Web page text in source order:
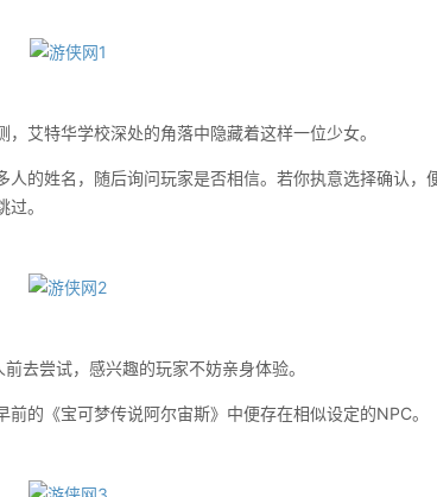
特华学校深处的角落中隐藏着这样一位少女。
的姓名，随后询问玩家是否相信。若你执意选择确认，
。
尝试，感兴趣的玩家不妨亲身体验。
《宝可梦传说阿尔宙斯》中便存在相似设定的NPC。